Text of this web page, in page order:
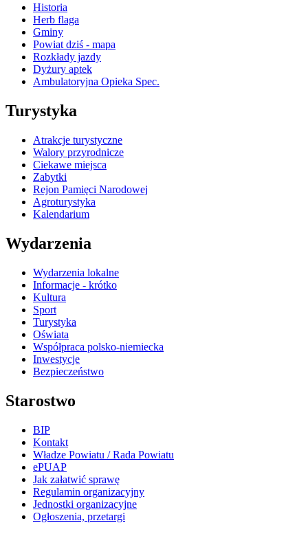
Historia
Herb flaga
Gminy
Powiat dziś - mapa
Rozkłady jazdy
Dyżury aptek
Ambulatoryjna Opieka Spec.
Turystyka
Atrakcje turystyczne
Walory przyrodnicze
Ciekawe miejsca
Zabytki
Rejon Pamięci Narodowej
Agroturystyka
Kalendarium
Wydarzenia
Wydarzenia lokalne
Informacje - krótko
Kultura
Sport
Turystyka
Oświata
Współpraca polsko-niemiecka
Inwestycje
Bezpieczeństwo
Starostwo
BIP
Kontakt
Władze Powiatu / Rada Powiatu
ePUAP
Jak załatwić sprawę
Regulamin organizacyjny
Jednostki organizacyjne
Ogłoszenia, przetargi